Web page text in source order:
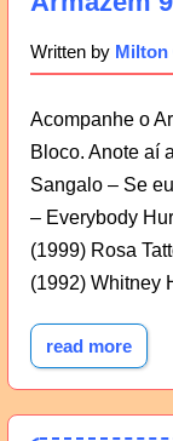
Written by Milton
Acompanhe o
Bloco. Anote aí
Sangalo – Se
– Everybody
(1999) Rosa
(1992) Whitney
read more